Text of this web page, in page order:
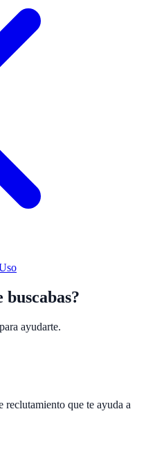
buscabas?
ayudarte.
reclutamiento que te ayuda a